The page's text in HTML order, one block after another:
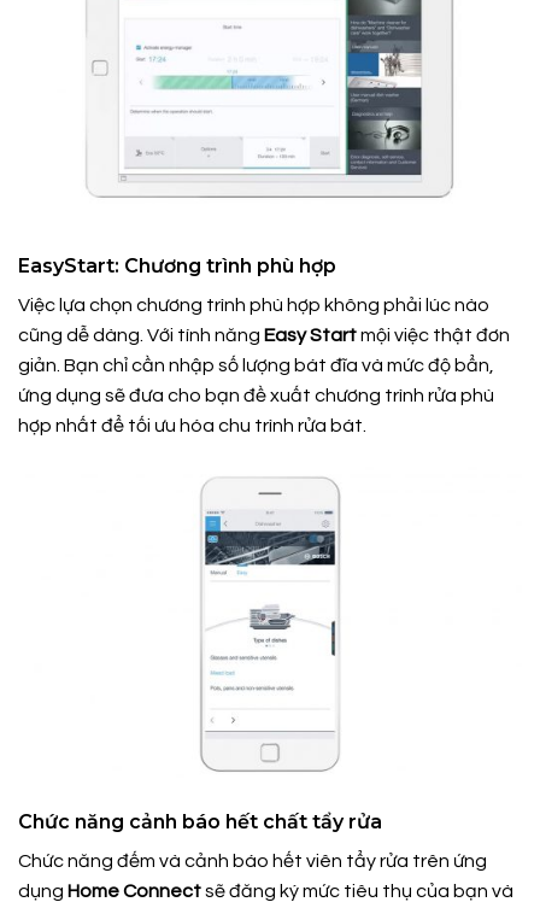
EasyStart: Chương trình phù hợp
Việc lựa chọn chương trình phù hợp không phải lúc nào
cũng dễ dàng. Với tính năng Easy Startmội việc thật đơn
giản. Bạn chỉ cần nhập số lượng bát đĩa và mức độ bẩn,
ứng dụng sẽ đưa cho bạn đề xuất chương trình rửa phù
hợp nhất để tối ưu hóa chu trình rửa bát.
Chức năng cảnh báo hết chất tẩy rửa
Chức năng đếm và cảnh báo hết viên tẩy rửa trên ứng
dụng Home Connectsẽ đăng ký mức tiêu thụ của bạn và